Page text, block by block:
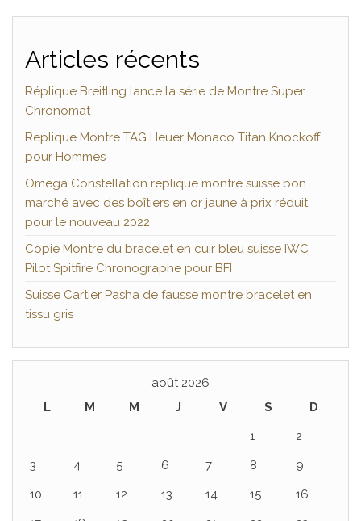
Articles récents
Réplique Breitling lance la série de Montre Super
Chronomat
Replique Montre TAG Heuer Monaco Titan Knockoff
pour Hommes
Omega Constellation replique montre suisse bon
marché avec des boîtiers en or jaune à prix réduit
pour le nouveau 2022
Copie Montre du bracelet en cuir bleu suisse IWC
Pilot Spitfire Chronographe pour BFI
Suisse Cartier Pasha de fausse montre bracelet en
tissu gris
août 2026
L
M M J V S
D
1
2
3
4 5 6 7 8
9
10
11 12 13 14 15
16